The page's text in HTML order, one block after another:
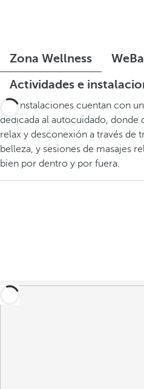
Zona Wellness
Actividades e
Sus instalaciones cuentan con
dedicada al autocuidado, donde
relax y desconexión a través de
belleza, y sesiones de masajes
bien por dentro y por fuera.